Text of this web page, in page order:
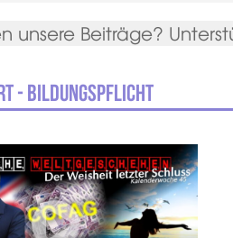
unsere Beiträge?
- Bildungspflicht